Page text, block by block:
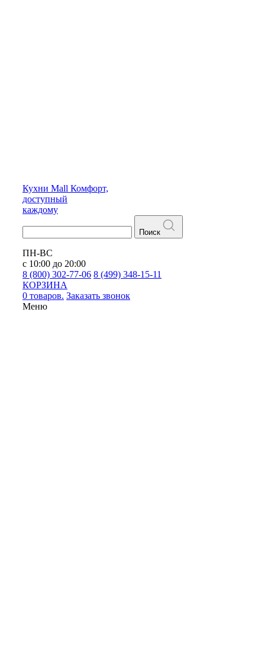
Кухни Mall Комфорт,
доступный
каждому
Поиск
ПН-ВС
с 10:00 до 20:00
8 (800) 302-77-06 8 (499) 348-15-11
КОРЗИНА
0 товаров. Заказать звонок
Меню